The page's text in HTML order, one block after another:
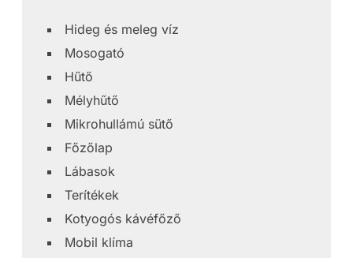
Hideg és meleg víz
Mosogató
Hűtő
Mélyhűtő
Mikrohullámú sütő
Főzőlap
Lábasok
Terítékek
Kotyogós kávéfőző
Mobil klíma